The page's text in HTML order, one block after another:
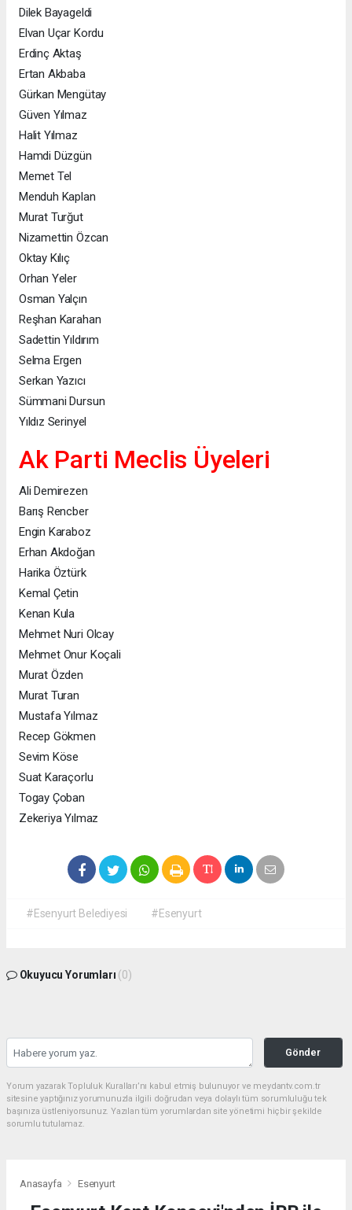
Dilek Bayageldi
Elvan Uçar Kordu
Erdinç Aktaş
Ertan Akbaba
Gürkan Mengütay
Güven Yılmaz
Halit Yılmaz
Hamdi Düzgün
Memet Tel
Menduh Kaplan
Murat Turğut
Nizamettin Özcan
Oktay Kılıç
Orhan Yeler
Osman Yalçın
Reşhan Karahan
Sadettin Yıldırım
Selma Ergen
Serkan Yazıcı
Sümmani Dursun
Yıldız Serinyel
Ak Parti Meclis Üyeleri
Ali Demirezen
Barış Rencber
Engin Karaboz
Erhan Akdoğan
Harika Öztürk
Kemal Çetin
Kenan Kula
Mehmet Nuri Olcay
Mehmet Onur Koçali
Murat Özden
Murat Turan
Mustafa Yılmaz
Recep Gökmen
Sevim Köse
Suat Karaçorlu
Togay Çoban
Zekeriya Yılmaz
#Esenyurt Belediyesi #Esenyurt
Okuyucu Yorumları (0)
Gönder
Yorum yazarak Topluluk Kuralları’nı kabul etmiş bulunuyor ve meydantv.com.tr
sitesine yaptığınız yorumunuzla ilgili doğrudan veya dolaylı tüm sorumluluğu tek
başınıza üstleniyorsunuz. Yazılan tüm yorumlardan site yönetimi hiçbir şekilde
sorumlu tutulamaz.
Anasayfa Esenyurt